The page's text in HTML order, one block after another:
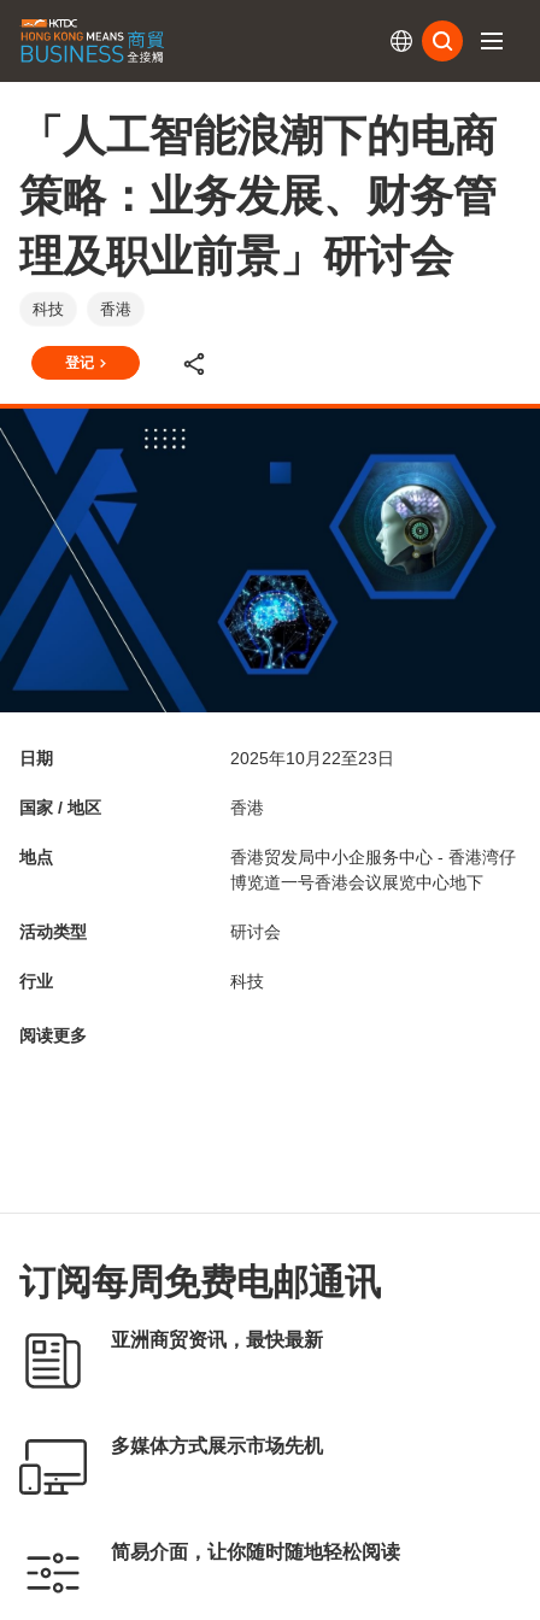
「人工智能浪潮下的电商
策略：业务发展、财务管
理及职业前景」研讨会
科技 香港
登记
日期 2025年10月22至23日
国家 / 地区 香港
地点
香港贸发局中小企服务中心 - 香港湾仔
博览道一号香港会议展览中心地下
活动类型 研讨会
行业 科技
阅读更多
订阅每周免费电邮通讯
亚洲商贸资讯，最快最新
多媒体方式展示市场先机
简易介面，让你随时随地轻松阅读